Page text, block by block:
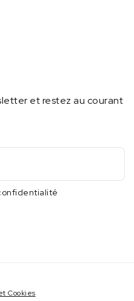
et restez au courant
Cookies